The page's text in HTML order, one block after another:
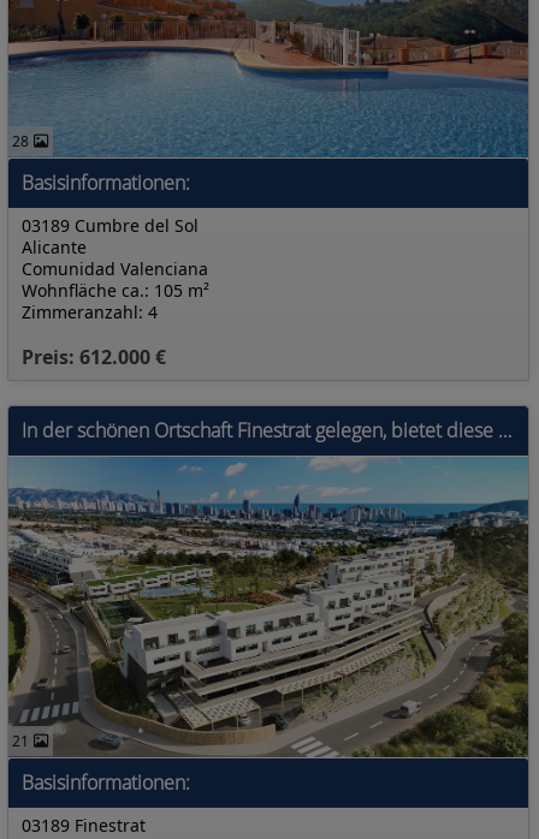
28
Basisinformationen:
03189 Cumbre del Sol
Alicante
Comunidad Valenciana
Preis: 612.000 €
Wohnfläche ca.: 105 m²
Zimmeranzahl: 4
In der schönen Ortschaft Finestrat gelegen, bietet diese Wohnanlage eine Vielzahl von Wohnmöglichkeiten, die unterschiedlichen Bedürfnissen und Vorli
21
Basisinformationen:
03189 Finestrat